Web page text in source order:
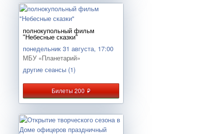
полнокупольный фильм
"Небесные сказки"
понедельник 31 августа, 17:00
МБУ «Планетарий»
другие сеансы (1)
Билеты 200руб.